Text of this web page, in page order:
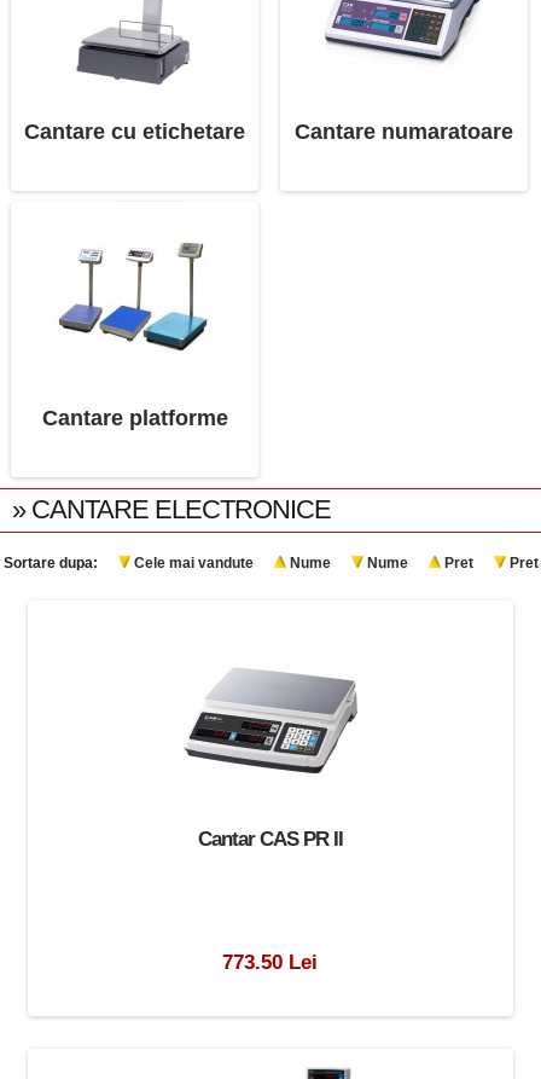
Cantare cu etichetare Cantare numaratoare
Cantare platforme
» CANTARE ELECTRONICE
Sortare dupa: Cele mai vandute Nume Nume Pret Pret
Cantar CAS PR II
773.50 Lei